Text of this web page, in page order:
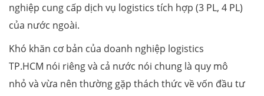
nghiệp cung cấp dịch vụ logistics tích hợp (3 PL, 4 PL)
của nước ngoài.
Khó khăn cơ bản của doanh nghiệp logistics
TP.HCM nói riêng và cả nước nói chung là quy mô
nhỏ và vừa nên thường gặp thách thức về vốn đầu tư